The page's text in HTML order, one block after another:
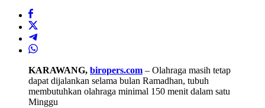
KARAWANG, biropers.com – Olahraga masih tetap
dapat dijalankan selama bulan Ramadhan, tubuh
membutuhkan olahraga minimal 150 menit dalam satu
Minggu